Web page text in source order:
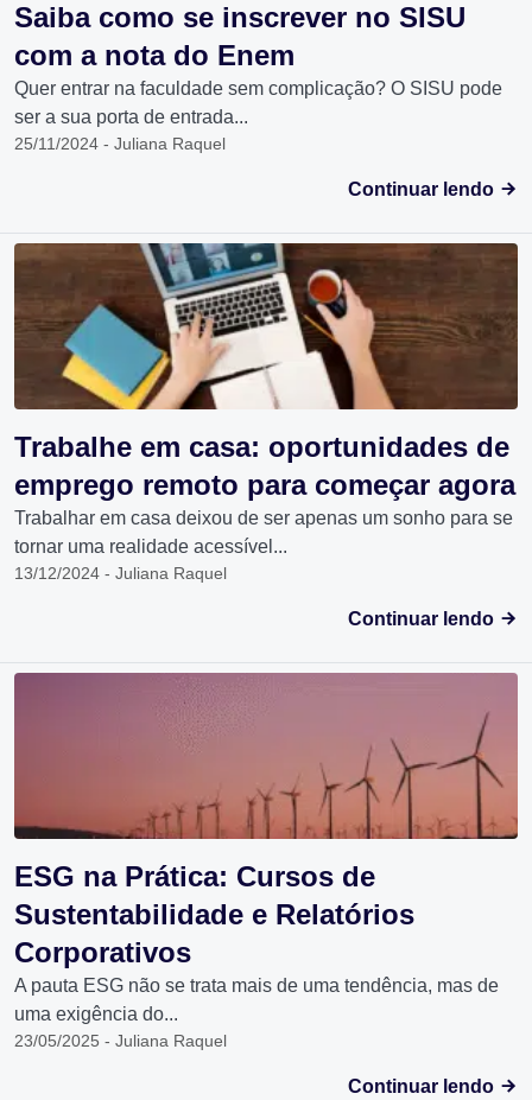
Saiba como se inscrever no SISU
com a nota do Enem
Quer entrar na faculdade sem complicação? O SISU pode
ser a sua porta de entrada...
25/11/2024 - Juliana Raquel
Continuar lendo
Trabalhe em casa: oportunidades de
emprego remoto para começar agora
Trabalhar em casa deixou de ser apenas um sonho para se
tornar uma realidade acessível...
13/12/2024 - Juliana Raquel
Continuar lendo
ESG na Prática: Cursos de
Sustentabilidade e Relatórios
Corporativos
A pauta ESG não se trata mais de uma tendência, mas de
uma exigência do...
23/05/2025 - Juliana Raquel
Continuar lendo